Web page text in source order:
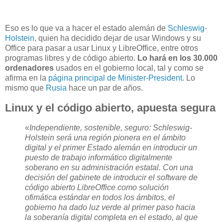
Eso es lo que va a hacer el estado alemán de Schleswig-
Holstein, quien ha decidido dejar de usar Windows y su
Office para pasar a usar Linux y LibreOffice, entre otros
programas libres y de código abierto. Lo hará en los 30.000
ordenadores usados en el gobierno local, tal y como se
afirma en la página principal de Minister-President. Lo
mismo que Rusia hace un par de años.
Linux y el código abierto, apuesta segura
«Independiente, sostenible, seguro: Schleswig-
Holstein será una región pionera en el ámbito
digital y el primer Estado alemán en introducir un
puesto de trabajo informático digitalmente
soberano en su administración estatal. Con una
decisión del gabinete de introducir el software de
código abierto LibreOffice como solución
ofimática estándar en todos los ámbitos, el
gobierno ha dado luz verde al primer paso hacia
la soberanía digital completa en el estado, al que